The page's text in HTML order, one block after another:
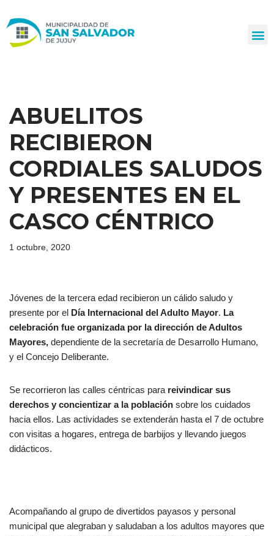
al
ABUELITOS
RECIBIERON
CORDIALES SALUDOS
Y PRESENTES EN EL
CASCO CÉNTRICO
1 octubre, 2020
Jóvenes de la tercera edad recibieron un cálido saludo y
presente por el Día Internacional del Adulto Mayor. La
celebración fue organizada por la dirección de Adultos
Mayores, dependiente de la secretaría de Desarrollo Humano,
y el Concejo Deliberante.
Se recorrieron las calles céntricas para reivindicar sus
derechos y concientizar a la población sobre los cuidados
hacia ellos. Las actividades se extenderán hasta el 7 de octubre
con visitas a hogares, entrega de barbijos y llevando juegos
didácticos.
Acompañando al grupo de divertidos payasos y personal
municipal que alegraban y saludaban a los adultos mayores que